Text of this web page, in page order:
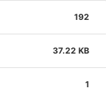
192
37.22 KB
1